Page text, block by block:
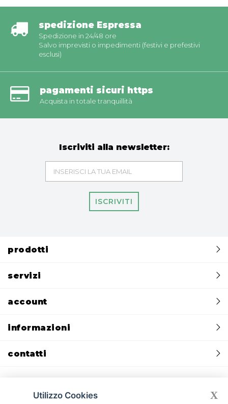
spedizione Espressa
Spedizione in 24/48 ore
Salvo imprevisti o impedimenti (festivi e prefestivi
esclusi)
pagamenti sicuri https
Acquista in totale tranquillità
Iscriviti alla newsletter:
ISCRIVITI
prodotti
servizi
account
informazioni
contatti
Utilizzo Cookies X